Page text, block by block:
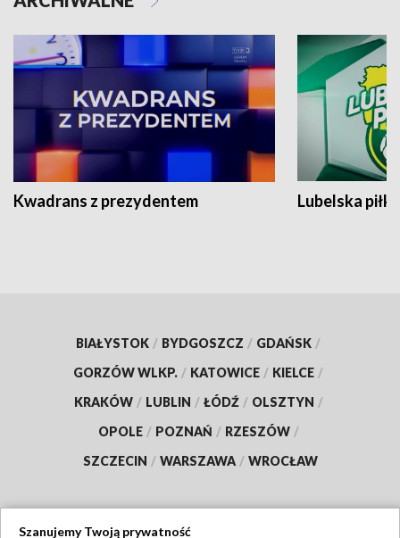
Kwadrans z prezydentem Lubelska piłka
BIAŁYSTOK / BYDGOSZCZ / GDAŃSK /
GORZÓW WLKP. / KATOWICE / KIELCE /
KRAKÓW / LUBLIN / ŁÓDŹ / OLSZTYN /
OPOLE / POZNAŃ / RZESZÓW /
SZCZECIN / WARSZAWA / WROCŁAW
Szanujemy Twoją prywatność